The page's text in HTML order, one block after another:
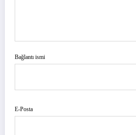
Bağlantı ismi
E-Posta